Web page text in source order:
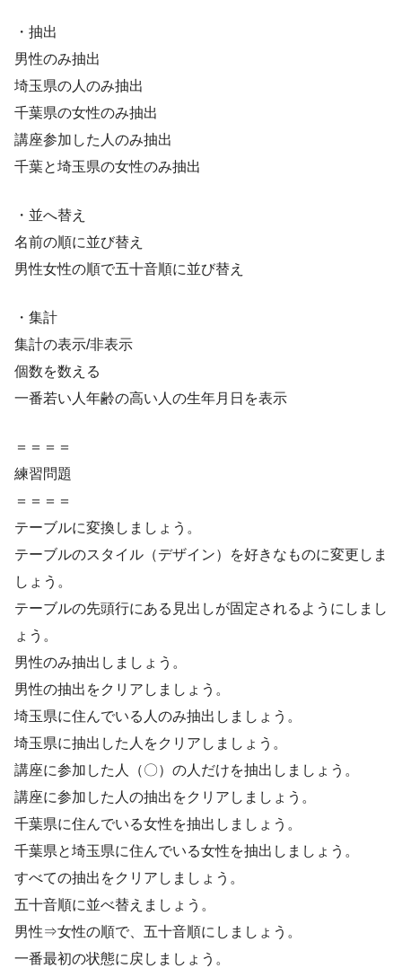
・抽出
男性のみ抽出
埼玉県の人のみ抽出
千葉県の女性のみ抽出
講座参加した人のみ抽出
千葉と埼玉県の女性のみ抽出
・並へ替え
名前の順に並び替え
男性女性の順で五十音順に並び替え
・集計
集計の表示/非表示
個数を数える
一番若い人年齢の高い人の生年月日を表示
＝＝＝＝
練習問題
＝＝＝＝
テーブルに変換しましょう。
テーブルのスタイル（デザイン）を好きなものに変更しま
しょう。
テーブルの先頭行にある見出しが固定されるようにしまし
ょう。
男性のみ抽出しましょう。
男性の抽出をクリアしましょう。
埼玉県に住んでいる人のみ抽出しましょう。
埼玉県に抽出した人をクリアしましょう。
講座に参加した人（〇）の人だけを抽出しましょう。
講座に参加した人の抽出をクリアしましょう。
千葉県に住んでいる女性を抽出しましょう。
千葉県と埼玉県に住んでいる女性を抽出しましょう。
すべての抽出をクリアしましょう。
五十音順に並べ替えましょう。
男性⇒女性の順で、五十音順にしましょう。
一番最初の状態に戻しましょう。